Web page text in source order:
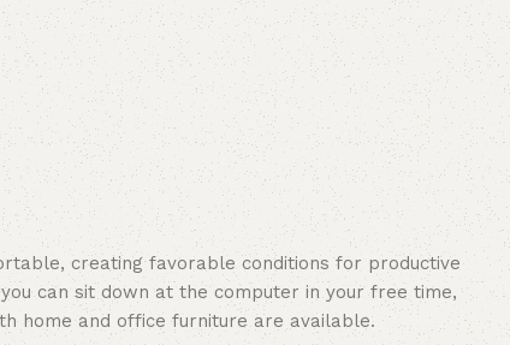
creating favorable conditions for productive
can sit down at the computer in your free time,
home and office furniture are available.